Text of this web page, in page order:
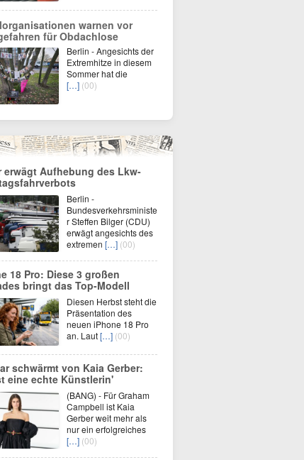
warnen vor
für Obdachlose
Berlin - Angesichts der
Extremhitze in diesem
Sommer hat die
[…] (00)
erwägt Aufhebung des Lkw-
Berlin -
Bundesverkehrsministe
r Steffen Bilger (CDU)
erwägt angesichts des
extremen […] (00)
18 Pro: Diese 3 großen
bringt das Top-Modell
Diesen Herbst steht die
Präsentation des
neuen iPhone 18 Pro
an. Laut[…] (00)
schwärmt von Kaia Gerber:
eine echte Künstlerin'
(BANG) - Für Graham
Campbell ist Kaia
Gerber weit mehr als
nur ein erfolgreiches
[…] (00)